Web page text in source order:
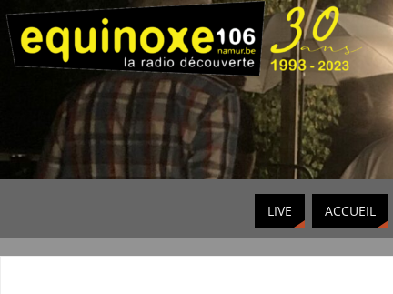
LIVE ACCUEIL